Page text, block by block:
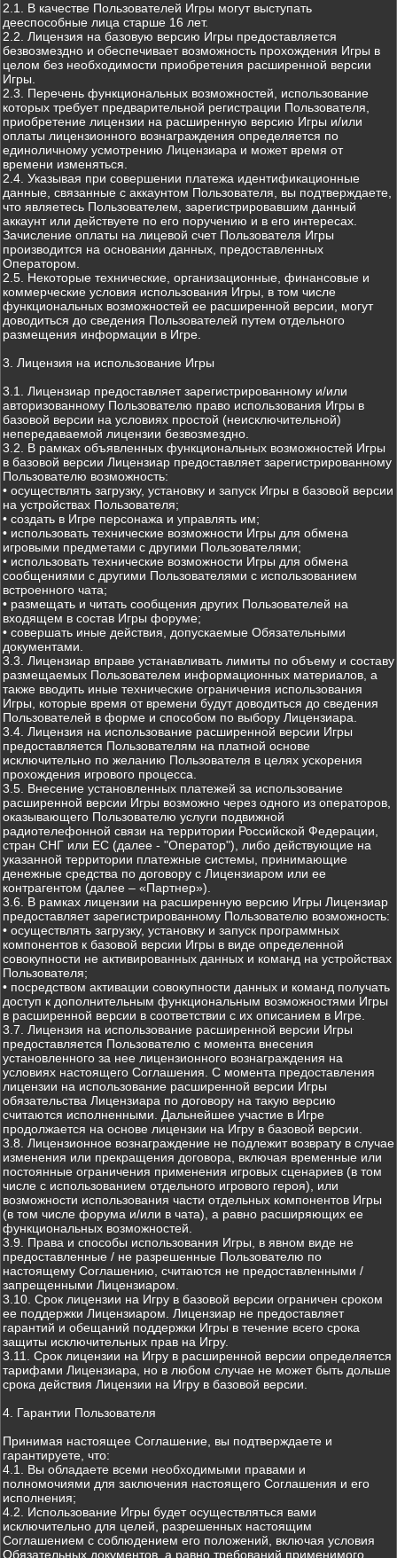
2.1. В качестве Пользователей Игры могут выступать
дееспособные лица старше 16 лет.
2.2. Лицензия на базовую версию Игры предоставляется
безвозмездно и обеспечивает возможность прохождения Игры в
целом без необходимости приобретения расширенной версии
Игры.
2.3. Перечень функциональных возможностей, использование
которых требует предварительной регистрации Пользователя,
приобретение лицензии на расширенную версию Игры и/или
оплаты лицензионного вознаграждения определяется по
единоличному усмотрению Лицензиара и может время от
времени изменяться.
2.4. Указывая при совершении платежа идентификационные
данные, связанные с аккаунтом Пользователя, вы подтверждаете,
что являетесь Пользователем, зарегистрировавшим данный
аккаунт или действуете по его поручению и в его интересах.
Зачисление оплаты на лицевой счет Пользователя Игры
производится на основании данных, предоставленных
Оператором.
2.5. Некоторые технические, организационные, финансовые и
коммерческие условия использования Игры, в том числе
функциональных возможностей ее расширенной версии, могут
доводиться до сведения Пользователей путем отдельного
размещения информации в Игре.
3. Лицензия на использование Игры
3.1. Лицензиар предоставляет зарегистрированному и/или
авторизованному Пользователю право использования Игры в
базовой версии на условиях простой (неисключительной)
непередаваемой лицензии безвозмездно.
3.2. В рамках объявленных функциональных возможностей Игры
в базовой версии Лицензиар предоставляет зарегистрированному
Пользователю возможность:
• осуществлять загрузку, установку и запуск Игры в базовой версии
на устройствах Пользователя;
• создать в Игре персонажа и управлять им;
• использовать технические возможности Игры для обмена
игровыми предметами с другими Пользователями;
• использовать технические возможности Игры для обмена
сообщениями с другими Пользователями с использованием
встроенного чата;
• размещать и читать сообщения других Пользователей на
входящем в состав Игры форуме;
• совершать иные действия, допускаемые Обязательными
документами.
3.3. Лицензиар вправе устанавливать лимиты по объему и составу
размещаемых Пользователем информационных материалов, а
также вводить иные технические ограничения использования
Игры, которые время от времени будут доводиться до сведения
Пользователей в форме и способом по выбору Лицензиара.
3.4. Лицензия на использование расширенной версии Игры
предоставляется Пользователям на платной основе
исключительно по желанию Пользователя в целях ускорения
прохождения игрового процесса.
3.5. Внесение установленных платежей за использование
расширенной версии Игры возможно через одного из операторов,
оказывающего Пользователю услуги подвижной
радиотелефонной связи на территории Российской Федерации,
стран СНГ или ЕС (далее - "Оператор"), либо действующие на
указанной территории платежные системы, принимающие
денежные средства по договору с Лицензиаром или ее
контрагентом (далее – «Партнер»).
3.6. В рамках лицензии на расширенную версию Игры Лицензиар
предоставляет зарегистрированному Пользователю возможность:
• осуществлять загрузку, установку и запуск программных
компонентов к базовой версии Игры в виде определенной
совокупности не активированных данных и команд на устройствах
Пользователя;
• посредством активации совокупности данных и команд получать
доступ к дополнительным функциональным возможностями Игры
в расширенной версии в соответствии с их описанием в Игре.
3.7. Лицензия на использование расширенной версии Игры
предоставляется Пользователю с момента внесения
установленного за нее лицензионного вознаграждения на
условиях настоящего Соглашения. С момента предоставления
лицензии на использование расширенной версии Игры
обязательства Лицензиара по договору на такую версию
считаются исполненными. Дальнейшее участие в Игре
продолжается на основе лицензии на Игру в базовой версии.
3.8. Лицензионное вознаграждение не подлежит возврату в случае
изменения или прекращения договора, включая временные или
постоянные ограничения применения игровых сценариев (в том
числе с использованием отдельного игрового героя), или
возможности использования части отдельных компонентов Игры
(в том числе форума и/или в чата), а равно расширяющих ее
функциональных возможностей.
3.9. Права и способы использования Игры, в явном виде не
предоставленные / не разрешенные Пользователю по
настоящему Соглашению, считаются не предоставленными /
запрещенными Лицензиаром.
3.10. Срок лицензии на Игру в базовой версии ограничен сроком
ее поддержки Лицензиаром. Лицензиар не предоставляет
гарантий и обещаний поддержки Игры в течение всего срока
защиты исключительных прав на Игру.
3.11. Срок лицензии на Игру в расширенной версии определяется
тарифами Лицензиара, но в любом случае не может быть дольше
срока действия Лицензии на Игру в базовой версии.
4. Гарантии Пользователя
Принимая настоящее Соглашение, вы подтверждаете и
гарантируете, что:
4.1. Вы обладаете всеми необходимыми правами и
полномочиями для заключения настоящего Соглашения и его
исполнения;
4.2. Использование Игры будет осуществляться вами
исключительно для целей, разрешенных настоящим
Соглашением с соблюдением его положений, включая условия
Обязательных документов, а равно требований применимого